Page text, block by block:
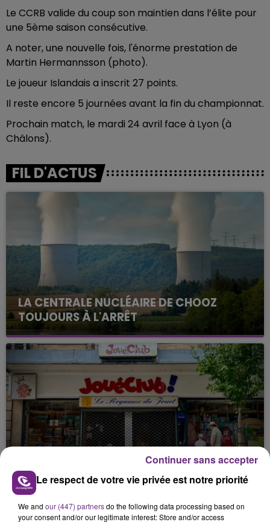
Le CCRB valide du coup son maintien dans l’élite pour
une 5ème saison consécutive.
A noter, une nouvelle fois, l'énorme prestation de
Martin Hermannsson (photo).
Le joueur Islandais a inscrit 27 points.
Il reste encore 5 journées avant la fin du championnat.
Prochain match, le mardi 24 avril face à Lyon (à
Châlons).
FIL D'ACTUS
LA CENTRALE NUCLÉAIRE DE CHOOZ
TOUJOURS À L'ARRÊT
Cela fait déjà une semaine que la centrale
nucléaire ardennaise est à l'arrêt. Une situation
justifiée par la sécheresse intense qui est toujours
présente.
LE MAGASIN JOUÉCLUB DE REIMS FERME
SES PORTES
C'était l'une des institutions du centre-ville
rémois. Le magasin JouéClub est contraint de
fermer ses portes.
Le respect de votre vie privée est notre priorité
We and our (447) partnersdo the following data processing based on
your consent and/or our legitimate interest: Store and/or access
Continuer sans accepter